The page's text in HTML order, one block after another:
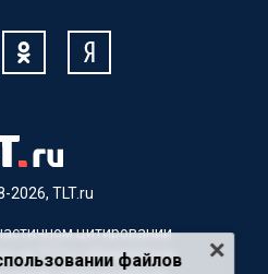
2026, TLT.ru
цитировании
на TLT.ru обязательна.
файлов